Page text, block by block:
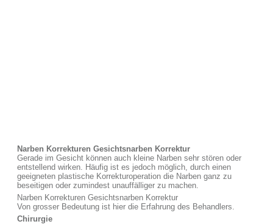
Narben Korrekturen Gesichtsnarben Korrektur
Gerade im Gesicht können auch kleine Narben sehr stören oder
entstellend wirken. Häufig ist es jedoch möglich, durch einen
geeigneten plastische Korrekturoperation die Narben ganz zu
beseitigen oder zumindest unauffälliger zu machen.
Narben Korrekturen Gesichtsnarben Korrektur
Von grosser Bedeutung ist hier die Erfahrung des Behandlers.
Chirurgie